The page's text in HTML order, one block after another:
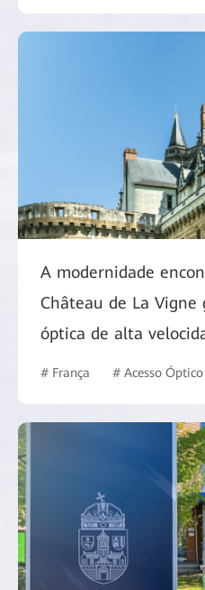
A modernidade
Château de La Vigne
óptica de alta
# França # Acesso Óptico